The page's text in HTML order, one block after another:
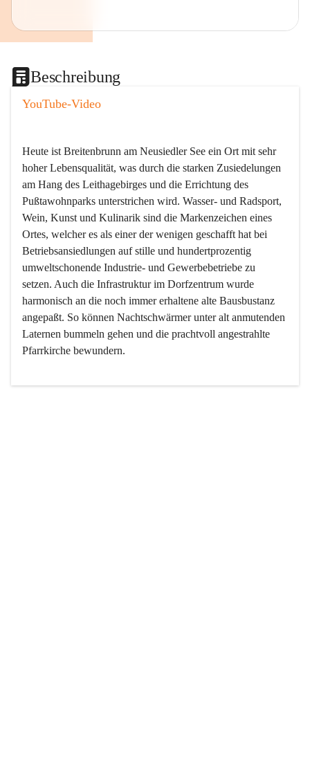
Beschreibung
YouTube-Video
Heute ist Breitenbrunn am Neusiedler See ein Ort mit sehr
hoher Lebensqualität, was durch die starken Zusiedelungen
am Hang des Leithagebirges und die Errichtung des
Pußtawohnparks unterstrichen wird. Wasser- und Radsport,
Wein, Kunst und Kulinarik sind die Markenzeichen eines
Ortes, welcher es als einer der wenigen geschafft hat bei
Betriebsansiedlungen auf stille und hundertprozentig
umweltschonende Industrie- und Gewerbebetriebe zu
setzen. Auch die Infrastruktur im Dorfzentrum wurde
harmonisch an die noch immer erhaltene alte Bausbustanz
angepaßt. So können Nachtschwärmer unter alt anmutenden
Laternen bummeln gehen und die prachtvoll angestrahlte
Pfarrkirche bewundern.
Der Weinbau dominert heute nicht mehr, ist aber integrativer